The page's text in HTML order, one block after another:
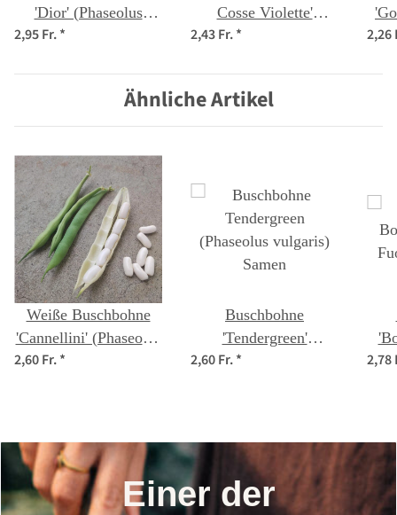
'Dior' (Phaseolus
vulgaris) Bio Saatgut
2,95 Fr.*
Cosse Violette'
(Phaseolus vulgaris)
2,43 Fr.* 2,26
Ähnliche Artikel
Weiße Buschbohne
'Cannellini' (Phaseolus
vulgaris) Samen
2,60 Fr.*
Buschbohne
'Tendergreen'
(Phaseolus vulgaris)
2,60 Fr.* 2,78
Einer der